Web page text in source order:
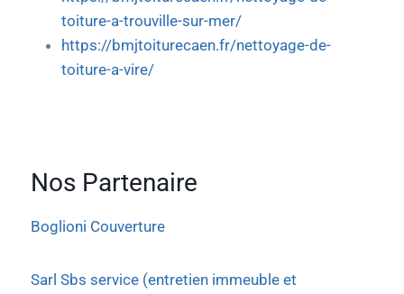
toiture-a-trouville-sur-mer/
https://bmjtoiturecaen.fr/nettoyage-de-
toiture-a-vire/
Nos Partenaire
Boglioni Couverture
Sarl Sbs service (entretien immeuble et